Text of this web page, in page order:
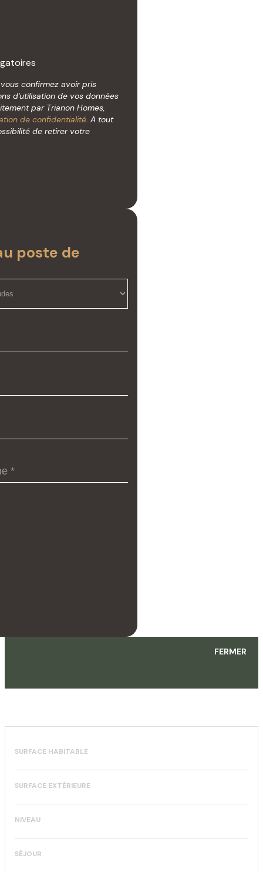
confirmez avoir pris
d'utilisation de vos données
par Trianon Homes,
de confidentialité. A tout
de retirer votre
poste de
FERMER
SURFACE HABITABLE
SURFACE EXTÉRIEURE
NIVEAU
SÉJOUR